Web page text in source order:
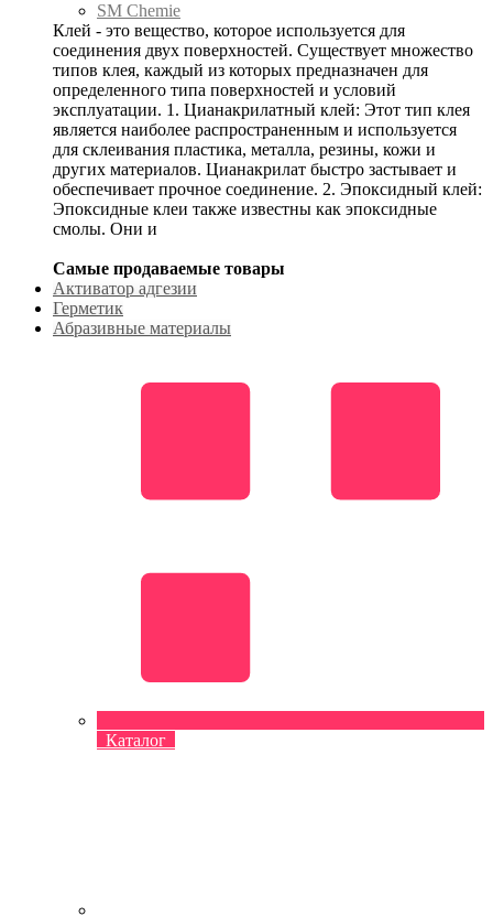
SM Chemie
Клей - это вещество, которое используется для
соединения двух поверхностей. Существует множество
типов клея, каждый из которых предназначен для
определенного типа поверхностей и условий
эксплуатации. 1. Цианакрилатный клей: Этот тип клея
является наиболее распространенным и используется
для склеивания пластика, металла, резины, кожи и
других материалов. Цианакрилат быстро застывает и
обеспечивает прочное соединение. 2. Эпоксидный клей:
Эпоксидные клеи также известны как эпоксидные
смолы. Они и
Самые продаваемые товары
Активатор адгезии
Герметик
Абразивные материалы
Каталог